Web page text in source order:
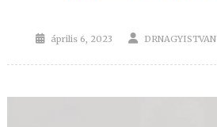
Posted
április 6, 2023 Author
DRNAGYISTVAN